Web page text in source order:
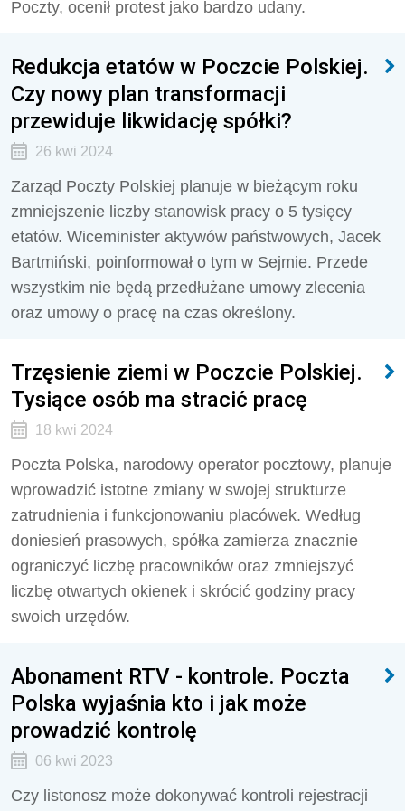
Poczty, ocenił protest jako bardzo udany.
Redukcja etatów w Poczcie Polskiej.
Czy nowy plan transformacji
przewiduje likwidację spółki?
26 kwi 2024
Zarząd Poczty Polskiej planuje w bieżącym roku
zmniejszenie liczby stanowisk pracy o 5 tysięcy
etatów. Wiceminister aktywów państwowych, Jacek
Bartmiński, poinformował o tym w Sejmie. Przede
wszystkim nie będą przedłużane umowy zlecenia
oraz umowy o pracę na czas określony.
Trzęsienie ziemi w Poczcie Polskiej.
Tysiące osób ma stracić pracę
18 kwi 2024
Poczta Polska, narodowy operator pocztowy, planuje
wprowadzić istotne zmiany w swojej strukturze
zatrudnienia i funkcjonowaniu placówek. Według
doniesień prasowych, spółka zamierza znacznie
ograniczyć liczbę pracowników oraz zmniejszyć
liczbę otwartych okienek i skrócić godziny pracy
swoich urzędów.
Abonament RTV - kontrole. Poczta
Polska wyjaśnia kto i jak może
prowadzić kontrolę
06 kwi 2023
Czy listonosz może dokonywać kontroli rejestracji